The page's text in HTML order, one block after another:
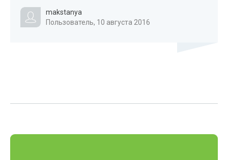
makstanya
Пользователь, 10 августа 2016